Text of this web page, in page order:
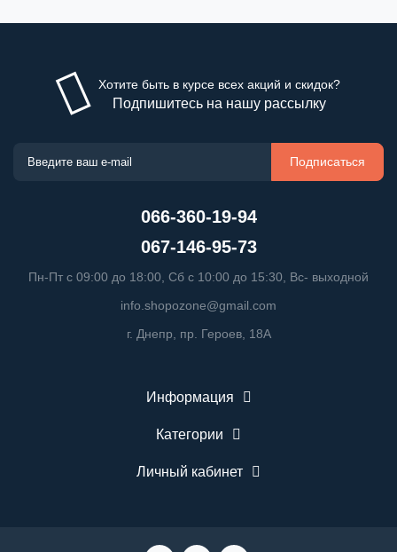
Хотите быть в курсе всех акций и скидок?
Подпишитесь на нашу рассылку
Подписаться
066-360-19-94
067-146-95-73
Пн-Пт с 09:00 до 18:00, Сб с 10:00 до 15:30, Вс- выходной
info.shopozone@gmail.com
г. Днепр, пр. Героев, 18А
Информация
Категории
Личный кабинет